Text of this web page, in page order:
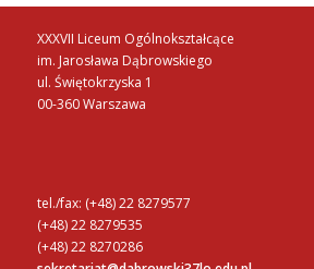
XXXVII Liceum Ogólnokształcące
im. Jarosława Dąbrowskiego
ul. Świętokrzyska 1
00-360 Warszawa
tel./fax: (+48) 22 8279577
(+48) 22 8279535
(+48) 22 8270286